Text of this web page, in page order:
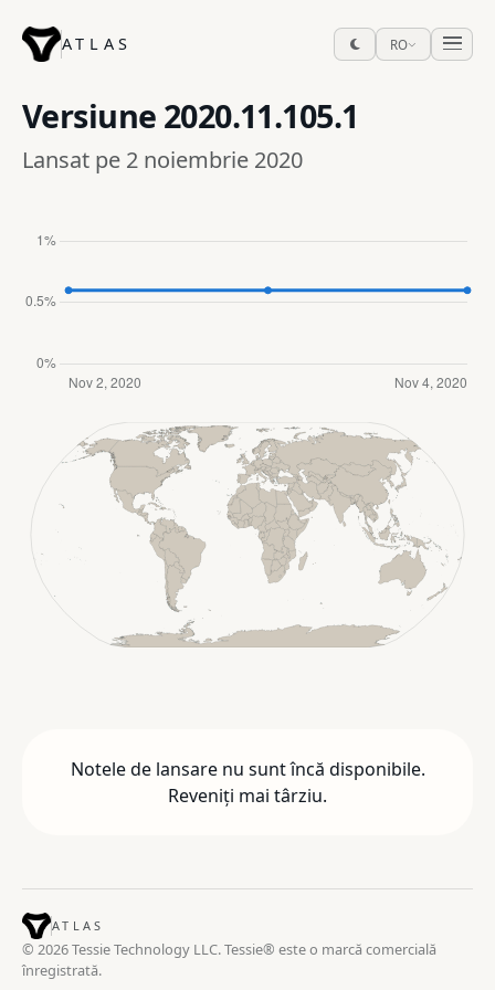
ATLAS RO
Versiune 2020.11.105.1
Lansat pe 2 noiembrie 2020
Notele de lansare nu sunt încă disponibile.
Reveniți mai târziu.
ATLAS
© 2026 Tessie Technology LLC. Tessie® este o marcă comercială
înregistrată.